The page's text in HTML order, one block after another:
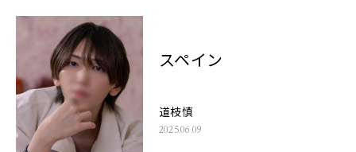
スペイン
道枝慎
2025.06.09